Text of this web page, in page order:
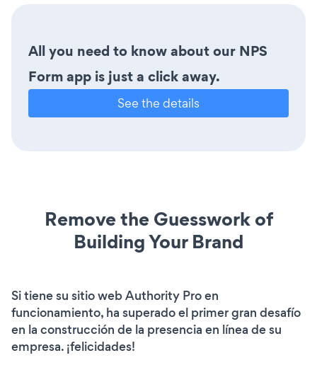
All you need to know about our NPS
Form app is just a click away.
See the details
Remove the Guesswork of
Building Your Brand
Si tiene su sitio web Authority Pro en
funcionamiento, ha superado el primer gran desafío
en la construcción de la presencia en línea de su
empresa. ¡felicidades!